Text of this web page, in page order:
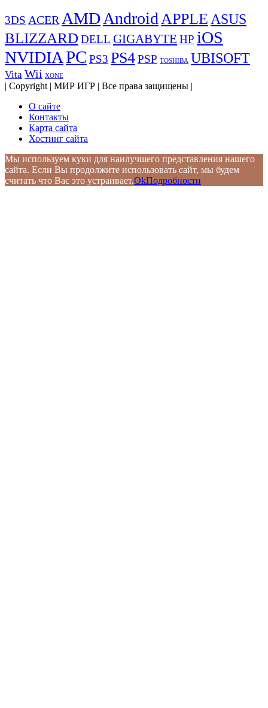
3DS ACER AMD Android APPLE ASUS
BLIZZARD DELL GIGABYTE HP iOS
NVIDIAPC PS3 PS4PSP TOSHIBA UBISOFT
Vita Wii XONE
| Copyright | МИР ИГР | Все права защищены |
О сайте
Контакты
Карта сайта
Хостинг сайта
Мы используем куки для наилучшего представления нашего
сайта. Если Вы продолжите использовать сайт, мы будем
считать что Вас это устраивает.OkПодробности